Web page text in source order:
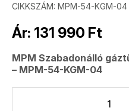
CIKKSZÁM: MPM-54-KGM-04
Ár: 131 990 Ft
MPM Szabadonálló
– MPM-54-KGM-04